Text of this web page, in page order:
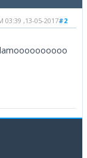
#2
13-05-2017, 03:39 PM